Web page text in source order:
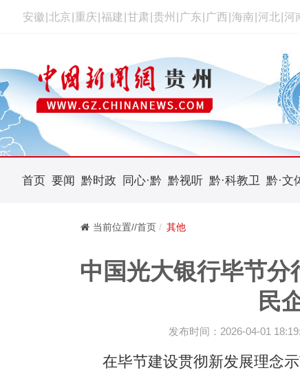
安徽 北京 重庆 福建 甘肃 贵州 广东 广西 海南 河北 河
首页 要闻 黔时政 同心·黔 黔视听 黔·科教卫 黔·文
当前位置//首页 其他
中国光大银行毕节分
民
发布时间：2026-04-01
在毕节建设贯彻新发展理念示